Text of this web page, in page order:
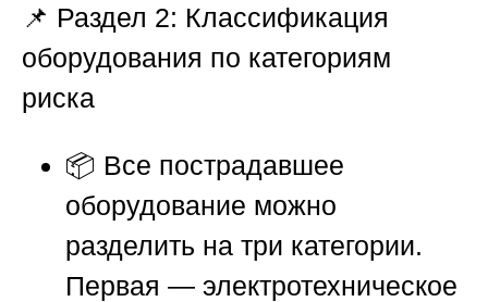
📌 Раздел 2: Классификация
оборудования по категориям
риска
📦 Все пострадавшее
оборудование можно
разделить на три категории.
Первая — электротехническое